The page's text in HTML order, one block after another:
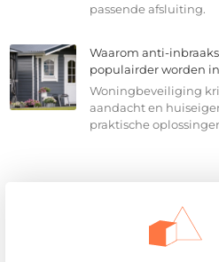
passende afsluiting.
Waarom anti-
populairder worden
Woningbeveiliging
aandacht en
praktische